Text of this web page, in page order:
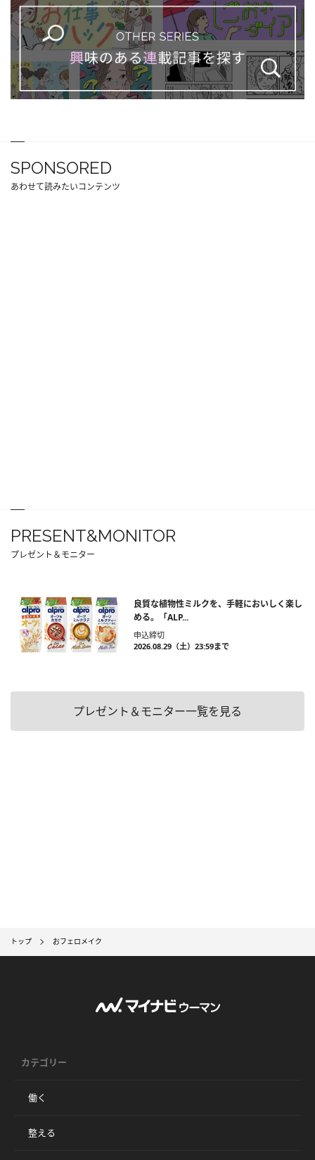
SPONSORED
あわせて読みたいコンテンツ
PRESENT&MONITOR
プレゼント＆モニター
良質な植物性ミルクを、手軽においしく楽し
める。「ALP...
申込締切
2026.08.29（土）23:59まで
プレゼント＆モニター一覧を見る
トップ おフェロメイク
カテゴリー
働く
整える